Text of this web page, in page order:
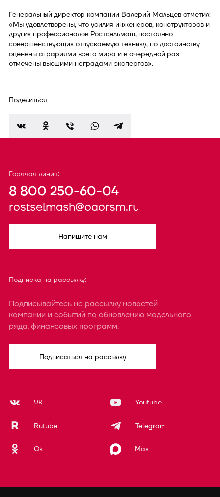
Генеральный директор компании Валерий Мальцев отметил:
«Мы удовлетворены, что усилия инженеров, конструкторов и
других профессионалов Ростсельмаш, постоянно
совершенствующих отпускаемую технику, по достоинству
оценены аграриями всего мира и в очередной раз
отмечены высшими наградами экспертов».
Поделиться
Горячая линия:
8 800 250-60-04
rostselmash@oaorsm.ru
Напишите нам
Подписка на рассылку:
Подписывайтесь на рассылку новостей
компании и событий по обновлению модельного
ряда, финансовых программ.
Подписаться на рассылку
VK Youtube
Rutube Telegram
Ok Max